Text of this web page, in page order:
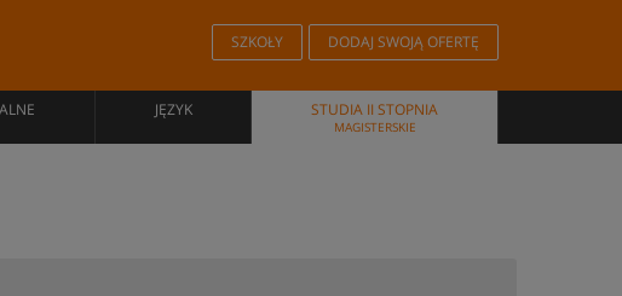
SZKOŁY DODAJ SWOJĄ OFERTĘ
JĘZYK STUDIA II STOPNIA
MAGISTERSKIE